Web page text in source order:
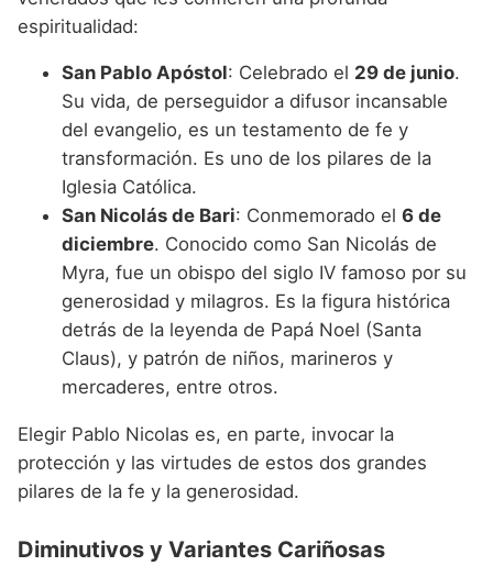
espiritualidad:
San Pablo Apóstol: Celebrado el 29 de junio.
Su vida, de perseguidor a difusor incansable
del evangelio, es un testamento de fe y
transformación. Es uno de los pilares de la
Iglesia Católica.
San Nicolás de Bari: Conmemorado el 6 de
diciembre. Conocido como San Nicolás de
Myra, fue un obispo del siglo IV famoso por su
generosidad y milagros. Es la figura histórica
detrás de la leyenda de Papá Noel (Santa
Claus), y patrón de niños, marineros y
mercaderes, entre otros.
Elegir Pablo Nicolas es, en parte, invocar la
protección y las virtudes de estos dos grandes
pilares de la fe y la generosidad.
Diminutivos y Variantes Cariñosas